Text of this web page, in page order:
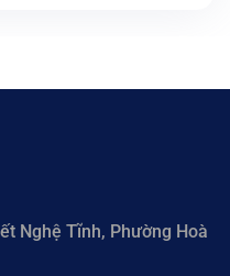
Nghệ Tĩnh, Phường Hoà